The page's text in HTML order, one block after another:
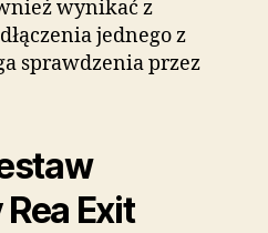
wynikać z
jednego z
sprawdzenia przez
Exit